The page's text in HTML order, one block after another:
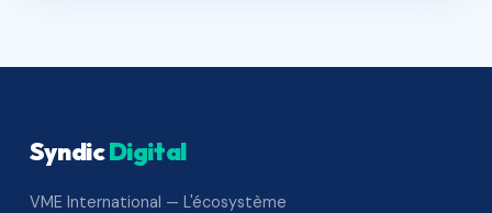
SyndicDigital
VME International — L'écosystème